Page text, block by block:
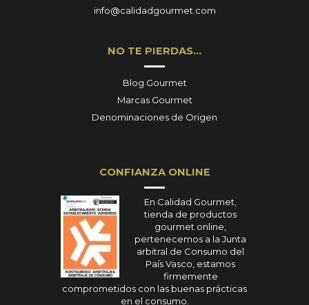
info@calidadgourmet.com
NO TE PIERDAS…
Blog Gourmet
Marcas Gourmet
Denominaciones de Origen
CONFIANZA ONLINE
En Calidad Gourmet,
tienda de productos
gourmet online,
pertenecemos a la Junta
arbitral de Consumo del
País Vasco, estamos
firmemente
comprometidos con las buenas prácticas
en el consumo.